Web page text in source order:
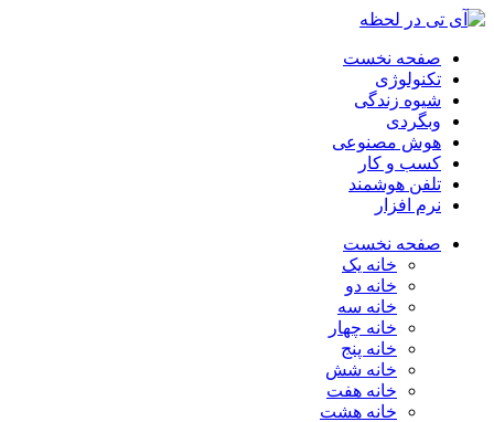
صفحه نخست
تکنولوژی
شیوه زندگی
وبگردی
هوش مصنوعی
کسب و کار
تلفن هوشمند
نرم افزار
صفحه نخست
خانه یک
خانه دو
خانه سه
خانه چهار
خانه پنج
خانه شش
خانه هفت
خانه هشت